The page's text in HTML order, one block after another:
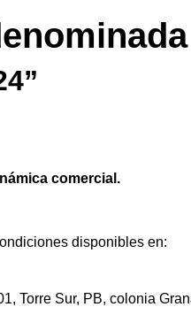
comercial.
disponibles en:
Torre Sur, PB, colonia